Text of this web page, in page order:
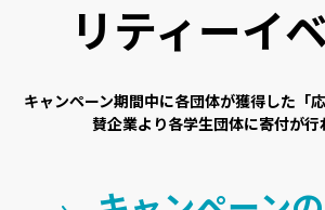
リティーイ
キャンペーン期間中に各団体が獲得した「
賛企業より各学生団体に寄付が行